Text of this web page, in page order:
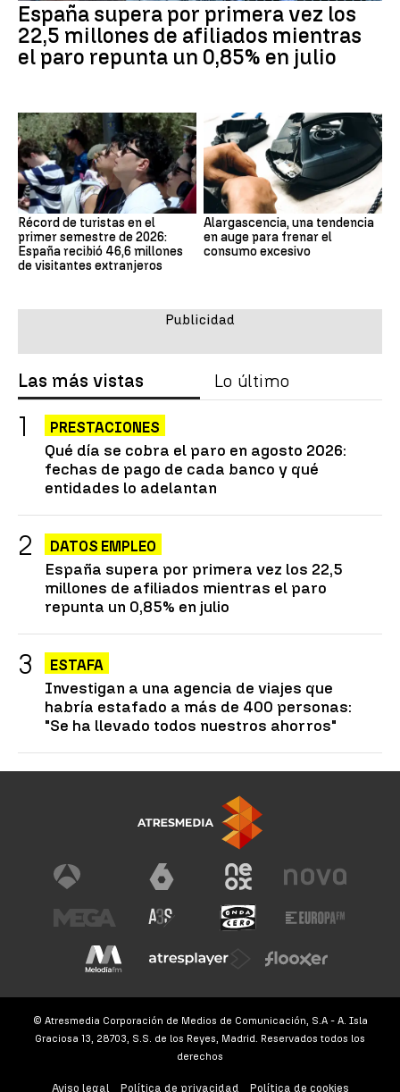
España supera por primera vez los
22,5 millones de afiliados mientras
el paro repunta un 0,85% en julio
Récord de turistas en el
primer semestre de 2026:
España recibió 46,6 millones
de visitantes extranjeros
Alargascencia, una tendencia
en auge para frenar el
consumo excesivo
Las más vistas Lo último
PRESTACIONES
Qué día se cobra el paro en agosto 2026:
fechas de pago de cada banco y qué
entidades lo adelantan
DATOS EMPLEO
España supera por primera vez los 22,5
millones de afiliados mientras el paro
repunta un 0,85% en julio
ESTAFA
Investigan a una agencia de viajes que
habría estafado a más de 400 personas:
"Se ha llevado todos nuestros ahorros"
© Atresmedia Corporación de Medios de Comunicación, S.A - A. Isla
Graciosa 13, 28703, S.S. de los Reyes, Madrid. Reservados todos los
derechos
Aviso legal Política de privacidad Política de cookies